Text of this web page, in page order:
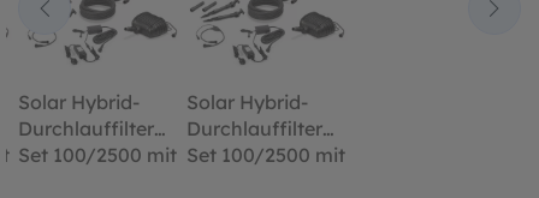
Solar Hybrid-
Durchlauffilter
Set 100/2500 mit
Solar Hybrid-
Durchlauffilter
Set 100/2500 mit